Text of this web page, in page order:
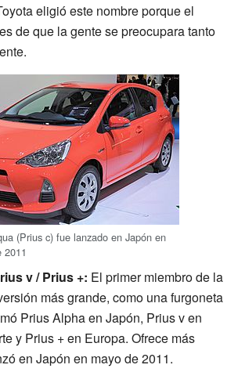
eligió este nombre porque el
de que la gente se preocupara tanto
(Prius c) fue lanzado en Japón en
2011
v / Prius +: El primer miembro de la
más grande, como una furgoneta
Prius Alpha en Japón, Prius v en
y Prius + en Europa. Ofrece más
en Japón en mayo de 2011.